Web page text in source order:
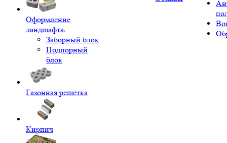
Оформление
ландшафта
Заборный блок
Подпорный
блок
Газонная решетка
Кирпич